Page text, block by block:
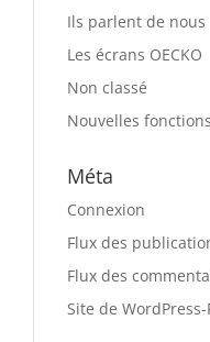
Ils parlent de nous
Les écrans OECKO
Non classé
Nouvelles
Méta
Connexion
Flux des
Flux des
Site de WordPress-